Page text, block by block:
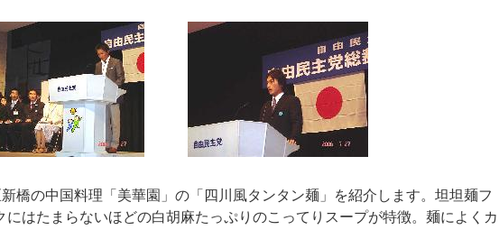
橋の中国料理「美華園」の「四川風タンタン麺」を紹介します。坦坦麺フ
にはたまらないほどの白胡麻たっぷりのこってりスープが特徴。麺によくカ